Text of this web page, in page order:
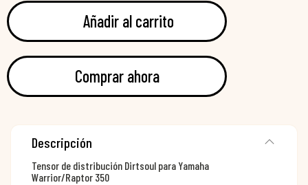
Añadir al carrito
Comprar ahora
Descripción
Tensor de distribución Dirtsoul para Yamaha
Warrior/Raptor 350